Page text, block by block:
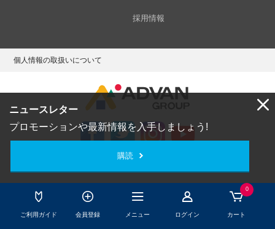
ご利用ガイド 会員登録 メニュー ログイン
0
カート
ニュースレター
プロモーションや最新情報を入手しましょう!
購読
採用情報
個人情報の取扱いについて